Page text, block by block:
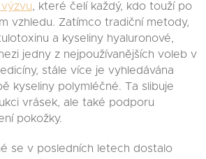
, které čelí každý, kdo touží po
vzhledu. Zatímco tradiční metody,
a kyseliny hyaluronové,
jedny z nejpoužívanějších voleb v
stále více je vyhledávána
kyseliny polymléčné. Ta slibuje
vrásek, ale také podporu
pokožky.
se v posledních letech dostalo